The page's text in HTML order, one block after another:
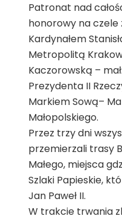
Patronat nad
honorowy na czele
Kardynałem
Metropolitą
Kaczorowską –
Prezydenta II
Markiem Sową–
Małopolskiego.
Przez trzy dni
przemierzali trasy
Małego, miejsca
Szlaki Papieskie,
Jan Paweł II.
W trakcie trwania